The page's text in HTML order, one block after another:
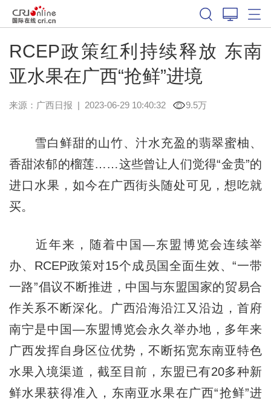
RCEP政策红利持续释放 东南
亚水果在广西“抢鲜”进境
来源： 广西日报 | 2023-06-29 10:40:32 9.5万
雪白鲜甜的山竹、汁水充盈的翡翠蜜柚、
香甜浓郁的榴莲……这些曾让人们觉得“金贵”的
进口水果，如今在广西街头随处可见，想吃就
买。
近年来，随着中国—东盟博览会连续举
办、RCEP政策对15个成员国全面生效、“一带
一路”倡议不断推进，中国与东盟国家的贸易合
作关系不断深化。广西沿海沿江又沿边，首府
南宁是中国—东盟博览会永久举办地，多年来
广西发挥自身区位优势，不断拓宽东南亚特色
水果入境渠道，截至目前，东盟已有20多种新
鲜水果获得准入，东南亚水果在广西“抢鲜”进